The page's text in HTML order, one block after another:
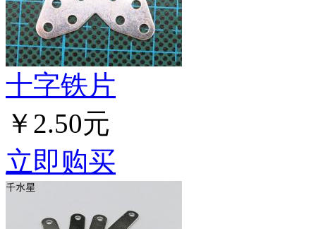
十字铁片
￥2.50元
立即购买